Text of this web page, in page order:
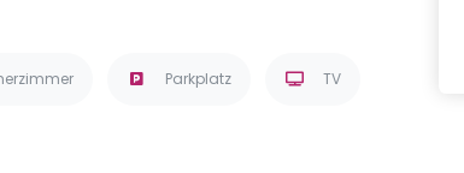
Parkplatz TV